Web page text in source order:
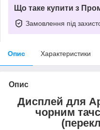
Що таке купити з
Замовлення під
Опис Характеристики
Опис
Дисплей для
чорним